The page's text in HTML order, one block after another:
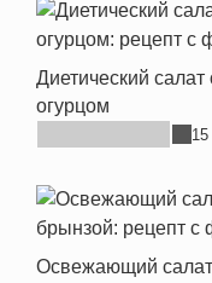
Диетический
огурцом
Освежающий салат